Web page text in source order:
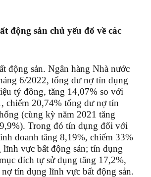
động sản chủ yếu đổ về các
động sản. Ngân hàng Nhà nước
6/2022, tổng dư nợ tín dụng
tỷ đồng, tăng 14,07% so với
chiếm 20,74% tổng dư nợ tín
(cùng kỳ năm 2021 tăng
Trong đó tín dụng đối với
doanh tăng 8,19%, chiếm 33%
vực bất động sản; tín dụng
đích tự sử dụng tăng 17,2%,
tín dụng lĩnh vực bất động sản.